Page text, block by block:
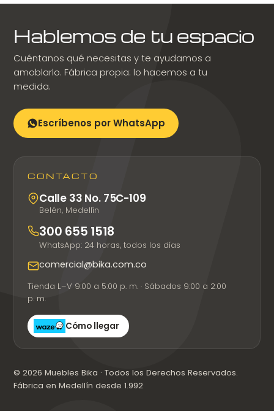
variantes.
opciones
se
pueden
elegir
página
de
producto
variantes.
opciones
se
pueden
elegir
página
de
producto
Hablemos de tu espacio
Cuéntanos qué necesitas y te ayudamos a
amoblarlo. Fábrica propia: lo hacemos a tu
medida.
Escríbenos por WhatsApp
CONTACTO
Calle 33 No. 75C-109
Belén, Medellín
300 655 1518
WhatsApp: 24 horas, todos los días
comercial@bika.com.co
Tienda L–V 9:00 a 5:00 p. m. · Sábados 9:00 a 2:00
p. m.
Cómo llegar
© 2026 Muebles Bika · Todos los Derechos Reservados.
Fábrica en Medellín desde 1.992